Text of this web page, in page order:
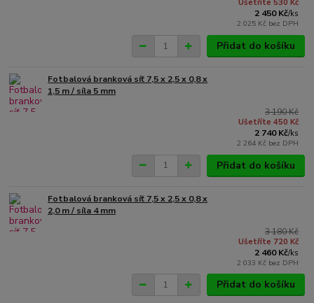
Ušetříte 530 Kč
2 450 Kč/ks
2 025 Kč bez DPH
Přidat do košíku
Fotbalová branková síť 7,5 x 2,5 x 0,8 x
1,5 m / síla 5 mm
3 190 Kč
Ušetříte 450 Kč
2 740 Kč/ks
2 264 Kč bez DPH
Přidat do košíku
Fotbalová branková síť 7,5 x 2,5 x 0,8 x
2,0 m / síla 4 mm
3 180 Kč
Ušetříte 720 Kč
2 460 Kč/ks
2 033 Kč bez DPH
Přidat do košíku